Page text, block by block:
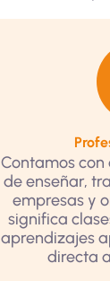
Contamos
de enseñar,
empresas y
significa
aprendizajes
directa